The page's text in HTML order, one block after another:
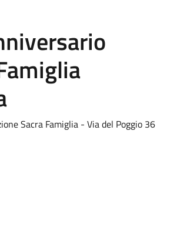
Sacra Famiglia - Via del Poggio 36